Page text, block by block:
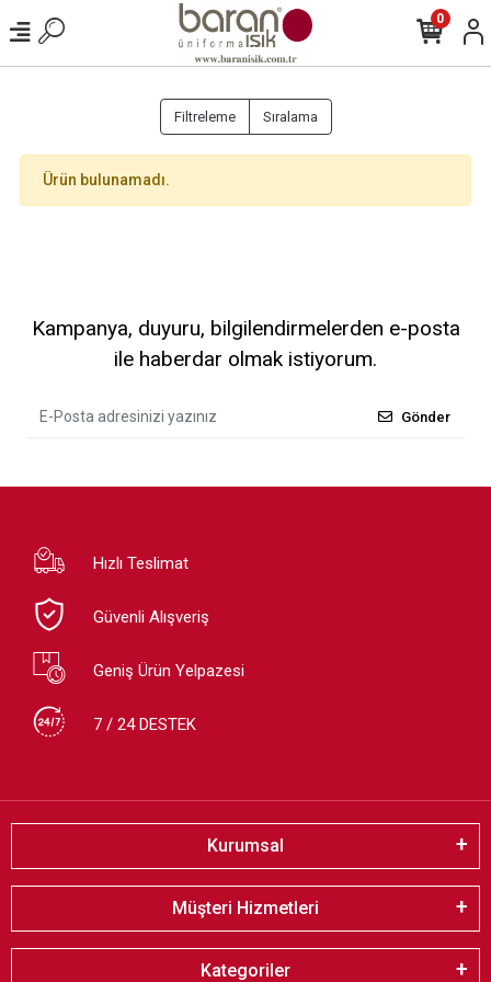
0
Filtreleme Sıralama
Ürün bulunamadı.
Kampanya, duyuru, bilgilendirmelerden e-posta
ile haberdar olmak istiyorum.
Gönder
Hızlı Teslimat
Güvenli Alışveriş
Geniş Ürün Yelpazesi
7 / 24 DESTEK
Kurumsal
Müşteri Hizmetleri
Kategoriler